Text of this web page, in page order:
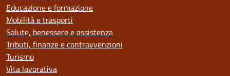
Educazione e formazione
Mobilità e trasporti
Salute, benessere e assistenza
Tributi, finanze e contravvenzioni
Turismo
Vita lavorativa